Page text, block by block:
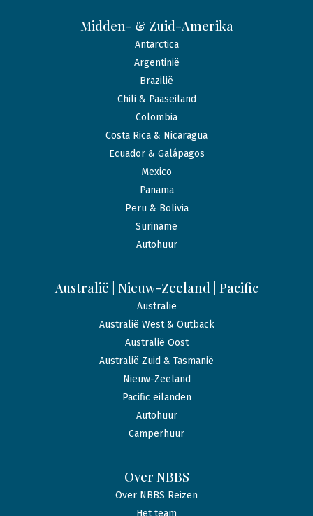
Midden- & Zuid-Amerika
Antarctica
Argentinië
Brazilië
Chili & Paaseiland
Colombia
Costa Rica & Nicaragua
Ecuador & Galápagos
Mexico
Panama
Peru & Bolivia
Suriname
Autohuur
Australië | Nieuw-Zeeland | Pacific
Australië
Australië West & Outback
Australië Oost
Australië Zuid & Tasmanië
Nieuw-Zeeland
Pacific eilanden
Autohuur
Camperhuur
Over NBBS
Over NBBS Reizen